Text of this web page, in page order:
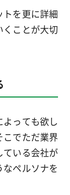
を更に詳細
ことが大切
っても欲し
でただ業界
ている会社が
ペルソナを